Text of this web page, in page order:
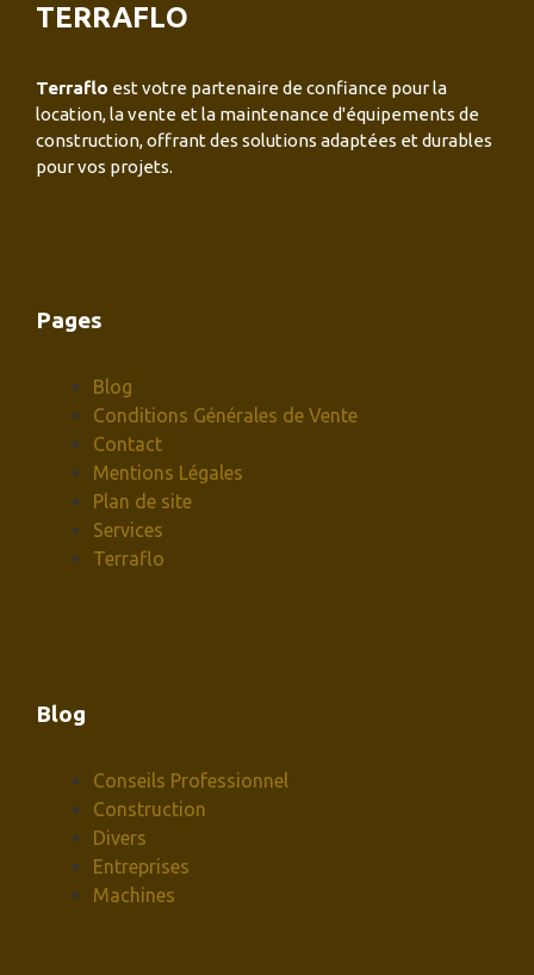
TERRAFLO
Terraflo est votre partenaire de confiance pour la
location, la vente et la maintenance d'équipements de
construction, offrant des solutions adaptées et durables
pour vos projets.
Pages
Blog
Conditions Générales de Vente
Contact
Mentions Légales
Plan de site
Services
Terraflo
Blog
Conseils Professionnel
Construction
Divers
Entreprises
Machines